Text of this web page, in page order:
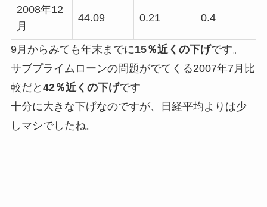
2008年12
月
44.09 0.21 0.4
9月からみても年末までに15％近くの下げです。
サブプライムローンの問題がでてくる2007年7月比
較だと 42％近くの下げです
十分に大きな下げなのですが、日経平均よりは少
しマシでしたね。